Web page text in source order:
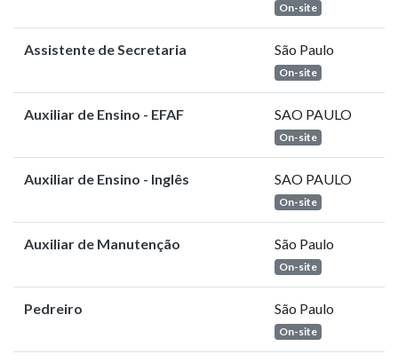
On-site
Assistente de Secretaria São Paulo
On-site
Auxiliar de Ensino - EFAF SAO PAULO
On-site
Auxiliar de Ensino - Inglês SAO PAULO
On-site
Auxiliar de Manutenção São Paulo
On-site
Pedreiro São Paulo
On-site